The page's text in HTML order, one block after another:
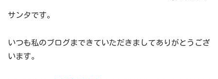
サンタです。
いつも私のブログまできていただきましてありがとうござ
います。